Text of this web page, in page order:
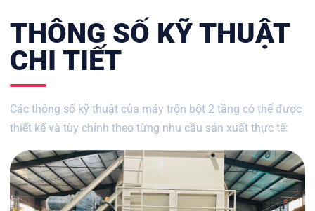
THÔNG SỐ KỸ THUẬT
CHI TIẾT
Các thông số kỹ thuật của máy trộn bột 2 tầng có thể được
thiết kế và tùy chỉnh theo từng nhu cầu sản xuất thực tế: